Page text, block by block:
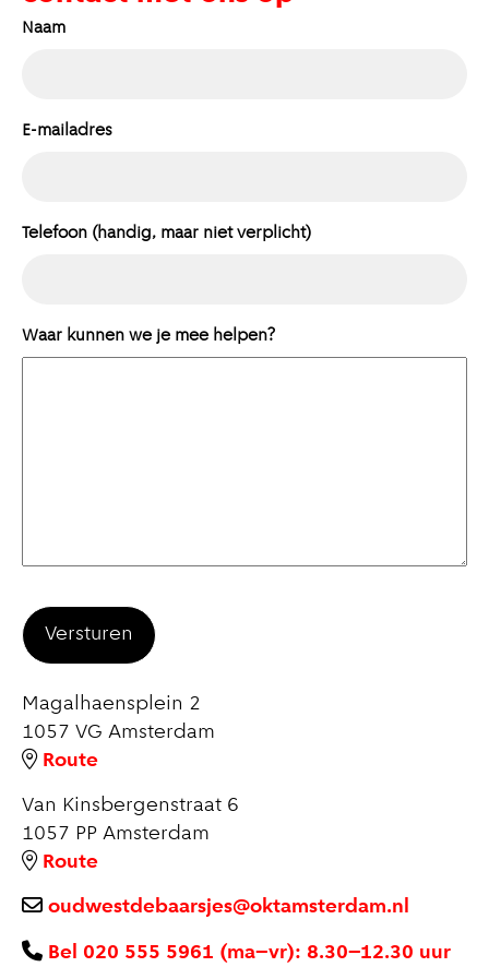
Naam
E-mailadres
Telefoon (handig, maar niet verplicht)
Waar kunnen we je mee helpen?
Magalhaensplein 2
1057 VG Amsterdam
Route
Van Kinsbergenstraat 6
1057 PP Amsterdam
Route
oudwestdebaarsjes@oktamsterdam.nl
Bel 020 555 5961 (ma–vr): 8.30–12.30 uur